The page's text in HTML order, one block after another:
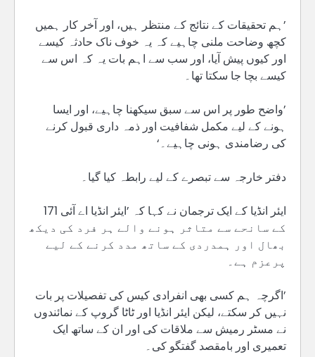
’ہم تحقیقات کے نتائج کے منتظر ہیں، اور آخر کار ہمیں
کچھ وضاحت ملنی چاہیے کہ یہ خوف ناک حادثہ کیسے
اور کیوں پیش آیا، اور سب سے اہم بات یہ کہ اس سے
کیسے بچا جا سکتا تھا۔
’واضح طور پر اس سے سبق سیکھنا چاہیے، اور ایسا
ہونے کے لیے مکمل شفافیت اور ذمہ داری قبول کرنے
کی رضامندی ہونی چاہیے۔‘
دفتر خارجہ سے تبصرے کے لیے رابطہ کیا گیا۔
ایئر انڈیا کے ایک ترجمان نے کہا کہ ’ایئر انڈیا اے آئی 171
کے سانحے سے متاثر ہونے والے ہر فرد کی دیکھ
بھال اور ہمدردی کے ساتھ مدد کرنے کے لیے
پرعزم ہے۔
’اگرچہ ہم کسی بھی انفرادی کیس کی تفصیلات پر بات
نہیں کر سکتے، لیکن ایئر انڈیا اور ٹاٹا گروپ کے نمائندوں
نے مسٹر رمیش سے ملاقات کی اور ان کے ساتھ ایک
تعمیری اور بامقصد گفتگو کی۔